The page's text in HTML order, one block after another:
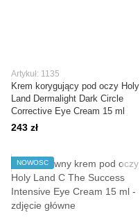
Artykuł: 1135
Krem korygujący pod oczy Holy
Land Dermalight Dark Circle
Corrective Eye Cream 15 ml
243 zł
NOWOŚĆ